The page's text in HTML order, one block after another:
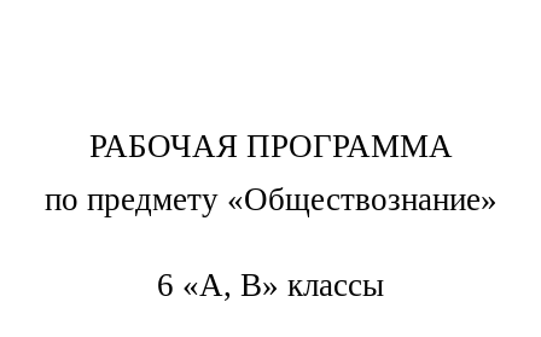
РАБОЧАЯ ПРОГРАММА
по предмету «Обществознание»
6 «А, В» классы